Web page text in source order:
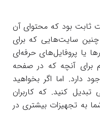
ثابت بود که محتوای آن
چنین سایت‌هایی که برای
یا پروفایل‌های حرفه‌ای
برای آنچه که در صفحه
دارد. اما اگر بخواهید
کنید. که کاربران
به تجهیزات بیشتری در